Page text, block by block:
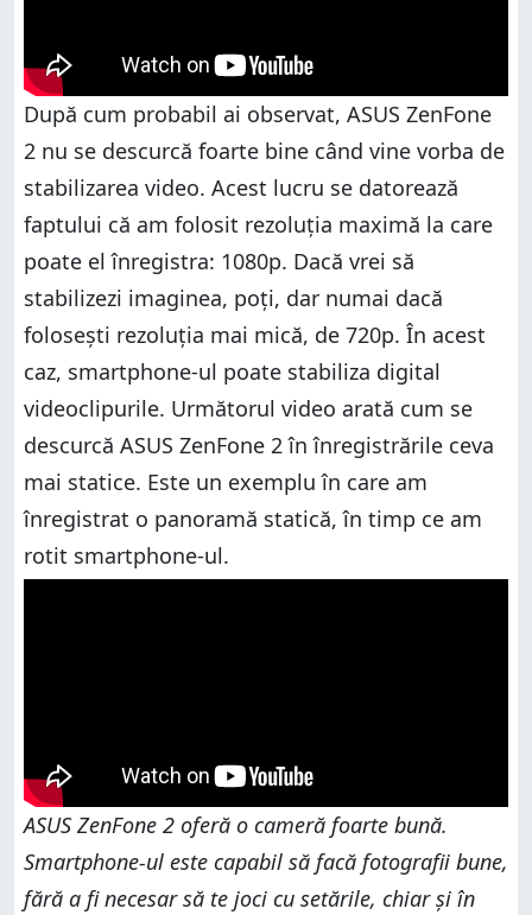
După cum probabil ai observat, ASUS ZenFone
2 nu se descurcă foarte bine când vine vorba de
stabilizarea video. Acest lucru se datorează
faptului că am folosit rezoluția maximă la care
poate el înregistra: 1080p. Dacă vrei să
stabilizezi imaginea, poți, dar numai dacă
folosești rezoluția mai mică, de 720p. În acest
caz, smartphone-ul poate stabiliza digital
videoclipurile. Următorul video arată cum se
descurcă ASUS ZenFone 2 în înregistrările ceva
mai statice. Este un exemplu în care am
înregistrat o panoramă statică, în timp ce am
rotit smartphone-ul.
ASUS ZenFone 2 oferă o cameră foarte bună.
Smartphone-ul este capabil să facă fotografii bune,
fără a fi necesar să te joci cu setările, chiar și în